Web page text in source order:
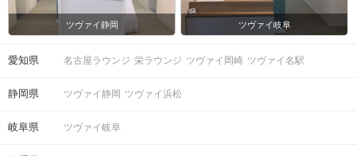
最大12～16名程度で進行予定。（最少
っては
持ち物
ツヴァイ静岡 ツヴァイ岐阜
愛知県 名古屋ラウンジ 栄ラウンジ ツヴァイ岡崎 ツヴァイ名駅
静岡県 ツヴァイ静岡 ツヴァイ浜松
岐阜県 ツヴァイ岐阜